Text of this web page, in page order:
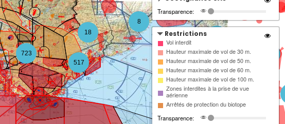
517
723
8
18
Transparence:
Restrictions
Vol interdit
Hauteur maximale de vol de 30 m.
Hauteur maximale de vol de 50 m.
Hauteur maximale de vol de 60 m.
Hauteur maximale de vol de 100 m.
Zones interdites à la prise de vue
aérienne
Arrêtés de protection du biotope
Transparence: